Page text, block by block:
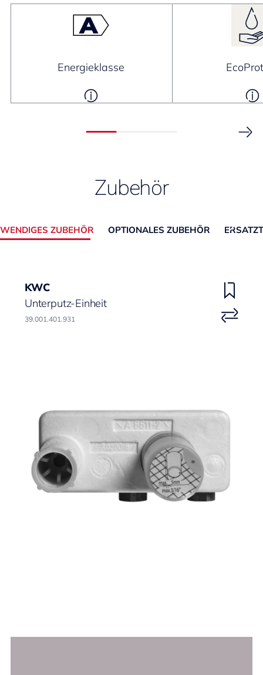
Energieklasse
Zubehör
ZUBEHÖR OPTIONALES ZUBEHÖR
KWC
Unterputz-Einheit
39.001.401.931